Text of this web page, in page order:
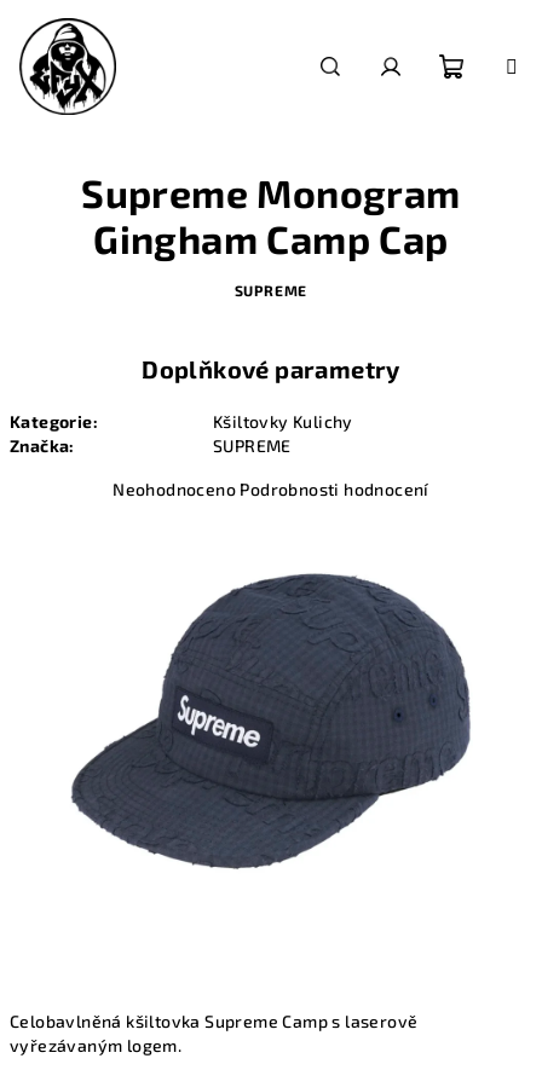
obsah
Celobavlněná kšiltovka Supreme Camp s laserově
vyřezávaným logem.
Supreme Monogram
Gingham Camp Cap
SUPREME
Doplňkové parametry
Kategorie:
Kšiltovky Kulichy
Značka: SUPREME
Průměrné
hvězdiček.
Neohodnoceno Podrobnosti hodnocení